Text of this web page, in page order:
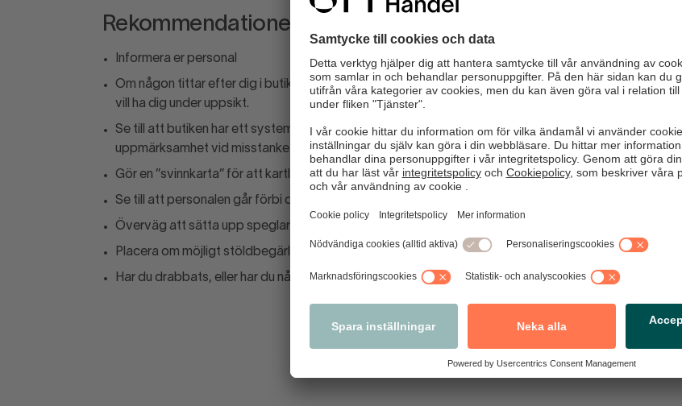
Rekommendationer
Informera er personal
Om någon tittar efter dig i butiken, gå dit. Det är antingen en kund som behöver hjälp eller en tjuv som
vill ha dig under uppsikt.
Se till att butiken har ett system eller rutin för hur personalen ska kunna påkalla varandras
uppmärksamhet vid misstanke om stöld.
Gör en ”svinnkarta” för att kartlägga stölderna.
Se till att personalen går förbi de ”hotspots” som svinnkartan visar.
Överväg att sätta upp speglar eller kameror vid dolda utrymmen.
Placera om möjligt stöldbegärliga varor väl synliga så att personalen kan ha varorna under uppsikt.
Har du drabbats, eller har du något tips? Anmäl via appen!